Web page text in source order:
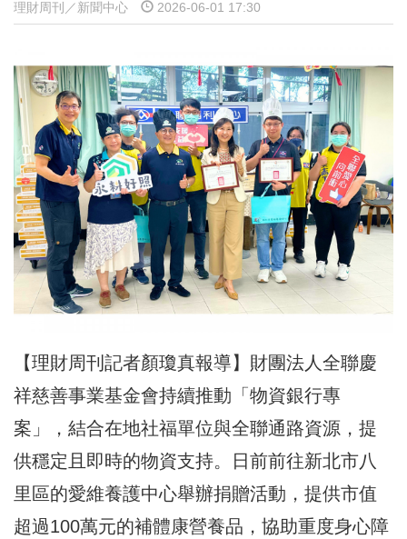
理財周刊／新聞中心 2026-06-01 17:30
【理財周刊記者顏瓊真報導】財團法人全聯慶
祥慈善事業基金會持續推動「物資銀行專
案」，結合在地社福單位與全聯通路資源，提
供穩定且即時的物資支持。日前前往新北市八
里區的愛維養護中心舉辦捐贈活動，提供市值
超過100萬元的補體康營養品，協助重度身心障